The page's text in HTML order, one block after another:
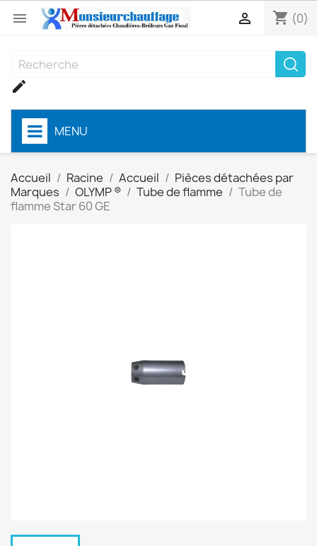
 shopping_cart (0)


MENU
Accueil Racine Accueil
Pièces détachées par
Marques
OLYMP ® Tube de flamme
Tube de
flamme Star 60 GE